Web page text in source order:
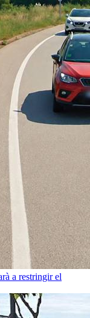
a restringir el